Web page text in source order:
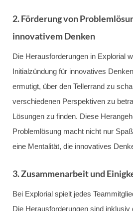
2. Förderung von
innovativem Denken
Die Herausforderungen in Explorial
Initialzündung für innovatives
ermutigt, über den Tellerrand zu
verschiedenen Perspektiven zu
Lösungen zu finden. Diese
Problemlösung macht nicht nur
eine Mentalität, die innovatives
3. Zusammenarbeit und
Bei Explorial spielt jedes
Die Herausforderungen sind